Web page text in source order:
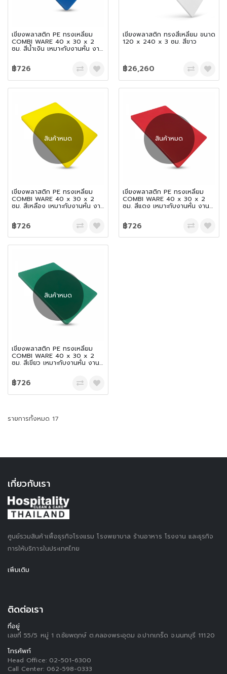
เขียงพลาสติก PE ทรงเหลี่ยม
COMBI WARE 40 x 30 x 2
ซม. สีน้ำเงิน เหมาะกับงานหั่น งาน
฿726
เขียงพลาสติก ทรงสี่เหลี่ยม ขนาด
120 x 240 x 3 ซม. สีขาว
฿26,260
สินค้าหมด
เขียงพลาสติก PE ทรงเหลี่ยม
COMBI WARE 40 x 30 x 2
ซม. สีเหลือง เหมาะกับงานหั่น งาน
฿726
สินค้าหมด
เขียงพลาสติก PE ทรงเหลี่ยม
COMBI WARE 40 x 30 x 2
ซม. สีแดง เหมาะกับงานหั่น งาน
฿726
สินค้าหมด
เขียงพลาสติก PE ทรงเหลี่ยม
COMBI WARE 40 x 30 x 2
ซม. สีเขียว เหมาะกับงานหั่น งาน
฿726
รายการทั้งหมด 17
เกี่ยวกับเรา
ศูนย์รวมสินค้าเพื่อธุรกิจโรงแรม โรงพยาบาล ร้านอาหาร โรงงาน และธุรกิจ
การให้บริการในประเทศไทย
เพิ่มเติม
ติดต่อเรา
ที่อยู่
เลขที่ 55/5 หมู่ 1 ถ.ชัยพฤกษ์ ต.คลองพระอุดม อ.ปากเกร็ด จ.นนทบุรี 11120
โทรศัพท์
Head Office: 02-501-6300
Call Center: 062-598-0333